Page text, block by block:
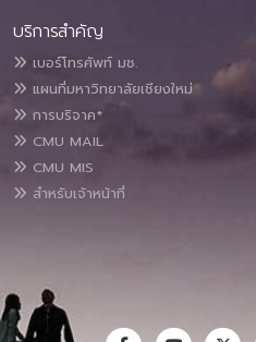
บริการสำคัญ
เบอร์โทรศัพท์ มช.
แผนที่มหาวิทยาลัยเชียงใหม่
การบริจาค*
CMU MAIL
CMU MIS
สำหรับเจ้าหน้าที่